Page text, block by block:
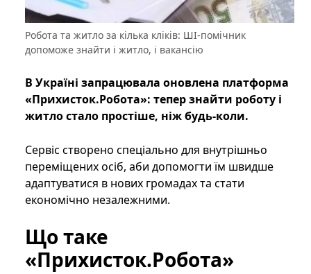
Робота та житло за кілька кліків: ШІ-помічник
допоможе знайти і житло, і вакансію
В Україні запрацювала оновлена платформа
«Прихисток.Робота»: тепер знайти роботу і
житло стало простіше, ніж будь-коли.
Сервіс створено спеціально для внутрішньо
переміщених осіб, аби допомогти їм швидше
адаптуватися в нових громадах та стати
економічно незалежними.
Що таке
«Прихисток.Робота»